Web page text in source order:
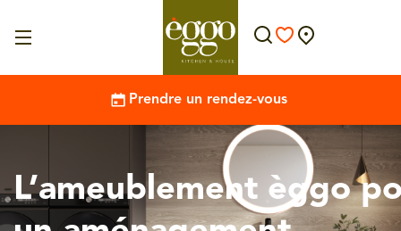
Prendre un rendez-vous
L’ameublement èggo